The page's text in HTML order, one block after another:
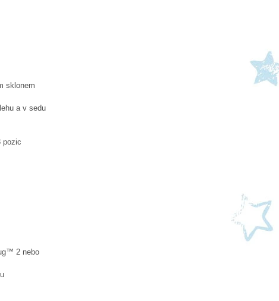
sklonem
a v sedu
pozic
2 nebo